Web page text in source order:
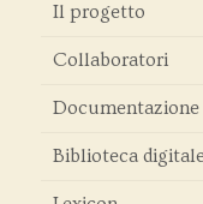
Il progetto
Collaboratori
Documentazione
Biblioteca